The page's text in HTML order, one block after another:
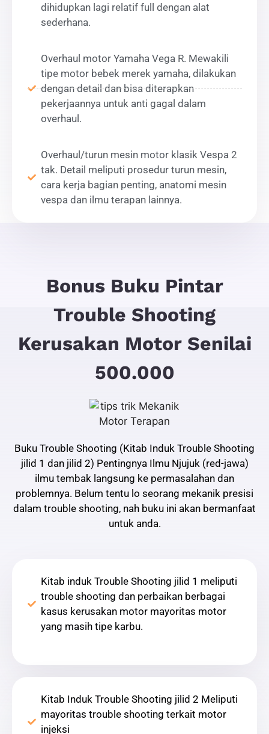
dihidupkan lagi relatif full dengan alat
sederhana.
Overhaul motor Yamaha Vega R. Mewakili
tipe motor bebek merek yamaha, dilakukan
dengan detail dan bisa diterapkan
pekerjaannya untuk anti gagal dalam
overhaul.
Overhaul/turun mesin motor klasik Vespa 2
tak. Detail meliputi prosedur turun mesin,
cara kerja bagian penting, anatomi mesin
vespa dan ilmu terapan lainnya.
Bonus Buku Pintar
Trouble Shooting
Kerusakan Motor Senilai
500.000
Buku Trouble Shooting (Kitab Induk Trouble Shooting
jilid 1 dan jilid 2) Pentingnya Ilmu Njujuk (red-jawa)
ilmu tembak langsung ke permasalahan dan
problemnya. Belum tentu lo seorang mekanik presisi
dalam trouble shooting, nah buku ini akan bermanfaat
untuk anda.
Kitab induk Trouble Shooting jilid 1 meliputi
trouble shooting dan perbaikan berbagai
kasus kerusakan motor mayoritas motor
yang masih tipe karbu.
Kitab Induk Trouble Shooting jilid 2 Meliputi
mayoritas trouble shooting terkait motor
injeksi